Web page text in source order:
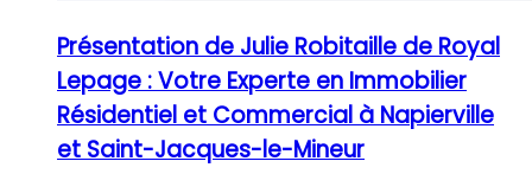
Présentation de Julie Robitaille de Royal
Lepage : Votre Experte en Immobilier
Résidentiel et Commercial à Napierville
et Saint-Jacques-le-Mineur